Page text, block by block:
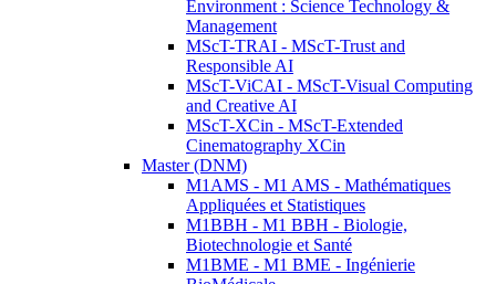
Environment : Science Technology &
Management
MScT-TRAI - MScT-Trust and
Responsible AI
MScT-ViCAI - MScT-Visual Computing
and Creative AI
MScT-XCin - MScT-Extended
Cinematography XCin
Master (DNM)
M1AMS - M1 AMS - Mathématiques
Appliquées et Statistiques
M1BBH - M1 BBH - Biologie,
Biotechnologie et Santé
M1BME - M1 BME - Ingénierie